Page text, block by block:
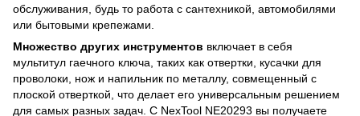
обслуживания, будь то работа с сантехникой, автомобилями
или бытовыми крепежами.
Множество других инструментов включает в себя
мультитул гаечного ключа, таких как отвертки, кусачки для
проволоки, нож и напильник по металлу, совмещенный с
плоской отверткой, что делает его универсальным решением
для самых разных задач. С NexTool NE20293 вы получаете